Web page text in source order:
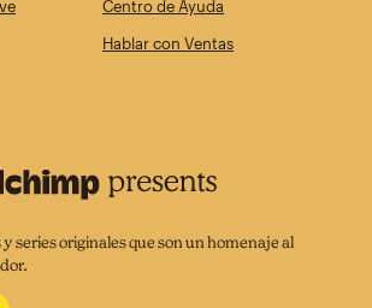
Centro de Ayuda
Hablar con Ventas
series originales que son un homenaje al